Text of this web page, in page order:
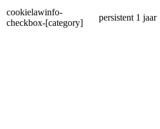
cookielawinfo-
checkbox-[category]
persistent 1 jaar